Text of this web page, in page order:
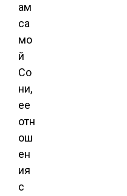
ам
са
мо
й
Со
ни,
ее
отн
ош
ен
ия
с